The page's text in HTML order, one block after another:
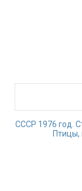
СССР 1976 год.
Птицы,